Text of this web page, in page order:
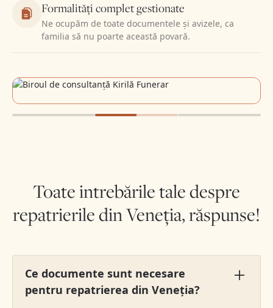
Formalități complet gestionate
Ne ocupăm de toate documentele și avizele, ca
familia să nu poarte această povară.
Toate intrebările tale despre
repatrierile din Veneția, răspunse!
Ce documente sunt necesare
pentru repatrierea din Veneția?